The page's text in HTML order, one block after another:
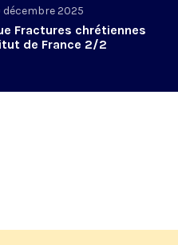
décembre 2025
Fractures chrétiennes
de France 2/2